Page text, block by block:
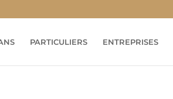
PARTICULIERS ENTREPRISES